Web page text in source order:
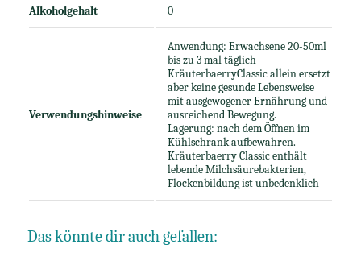
Alkoholgehalt 0
Verwendungshinweise
Anwendung: Erwachsene 20-50ml
bis zu 3 mal täglich
KräuterbaerryClassic allein ersetzt
aber keine gesunde Lebensweise
mit ausgewogener Ernährung und
ausreichend Bewegung.
Lagerung: nach dem Öffnen im
Kühlschrank aufbewahren.
Kräuterbaerry Classic enthält
lebende Milchsäurebakterien,
Flockenbildung ist unbedenklich
Das könnte dir auch gefallen: